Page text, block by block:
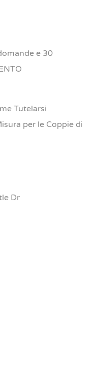
e 30
Tutelarsi
per le Coppie di
Dr